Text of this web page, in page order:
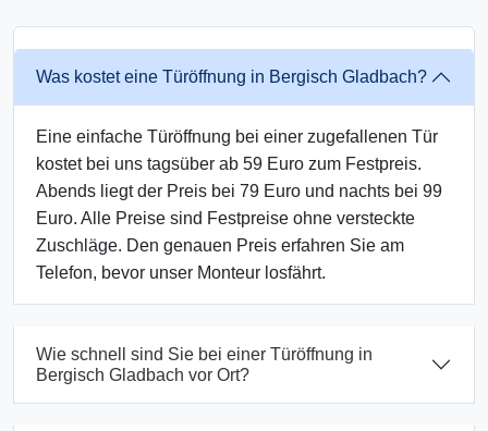
Was kostet eine Türöffnung in Bergisch Gladbach?
Eine einfache Türöffnung bei einer zugefallenen Tür
kostet bei uns tagsüber ab 59 Euro zum Festpreis.
Abends liegt der Preis bei 79 Euro und nachts bei 99
Euro. Alle Preise sind Festpreise ohne versteckte
Zuschläge. Den genauen Preis erfahren Sie am
Telefon, bevor unser Monteur losfährt.
Wie schnell sind Sie bei einer Türöffnung in
Bergisch Gladbach vor Ort?